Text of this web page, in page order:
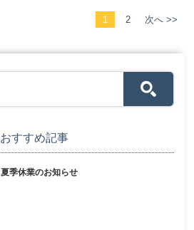
1 2 次へ >>
おすすめ記事
夏季休業のお知らせ